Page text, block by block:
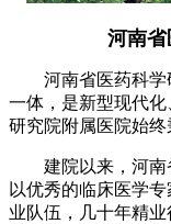
河南
河南省医药科学
一体，是新型现代
研究院附属医院始终
建院以来，河南
以优秀的临床医学
业队伍，几十年精